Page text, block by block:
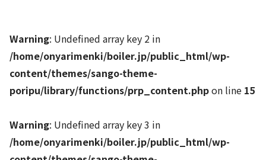
Warning: Undefined array key 2 in
/home/onyarimenki/boiler.jp/public_html/wp-
content/themes/sango-theme-
poripu/library/functions/prp_content.phpon line 15
Warning: Undefined array key 3 in
/home/onyarimenki/boiler.jp/public_html/wp-